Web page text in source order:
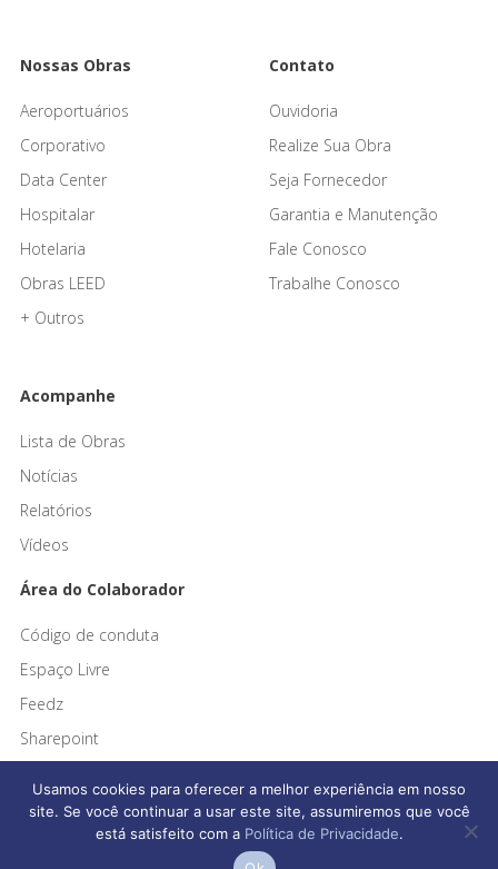
Nossas Obras
Aeroportuários
Corporativo
Data Center
Hospitalar
Hotelaria
Obras LEED
+ Outros
Contato
Ouvidoria
Realize Sua Obra
Seja Fornecedor
Garantia e Manutenção
Fale Conosco
Trabalhe Conosco
Acompanhe
Lista de Obras
Notícias
Relatórios
Vídeos
Área do Colaborador
Código de conduta
Espaço Livre
Feedz
Sharepoint
Afonso França Engenharia © 2026 Todos os direitos reservados
Usamos cookies para oferecer a melhor experiência em nosso
site. Se você continuar a usar este site, assumiremos que você
está satisfeito com a Política de Privacidade.